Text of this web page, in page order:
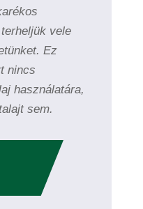
vele
Ez
nincs
használatára,
sem.